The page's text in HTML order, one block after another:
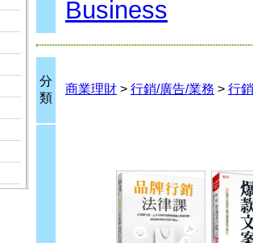
Business
分
類
商業理財 > 行銷/廣告/業務 > 行銷